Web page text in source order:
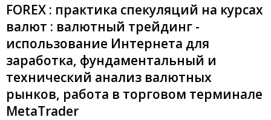
FOREX : практика спекуляций на курсах
валют : валютный трейдинг -
использование Интернета для
заработка, фундаментальный и
технический анализ валютных
рынков, работа в торговом терминале
MetaTrader